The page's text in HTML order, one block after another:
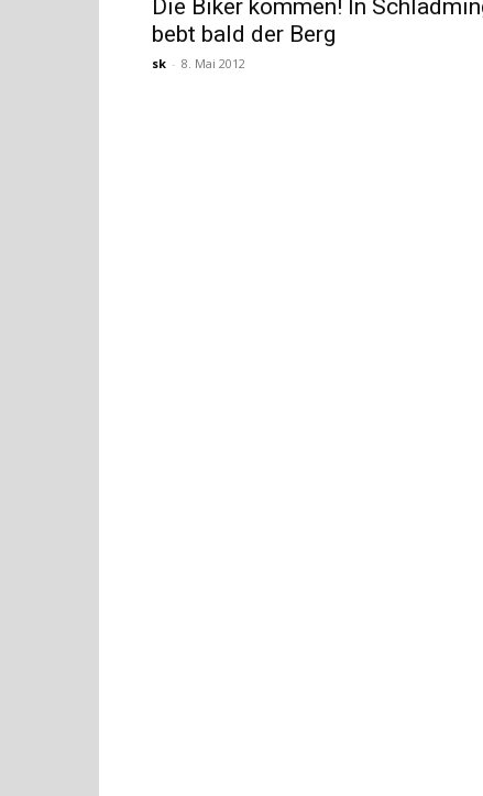
Die Biker kommen! In
bebt bald der Berg
sk - 8. Mai 2012